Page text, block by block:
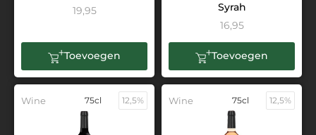
19,95
Toevoegen
Syrah
16,95
Toevoegen
Wine 75cl 12,5% Wine 75cl 12,5%